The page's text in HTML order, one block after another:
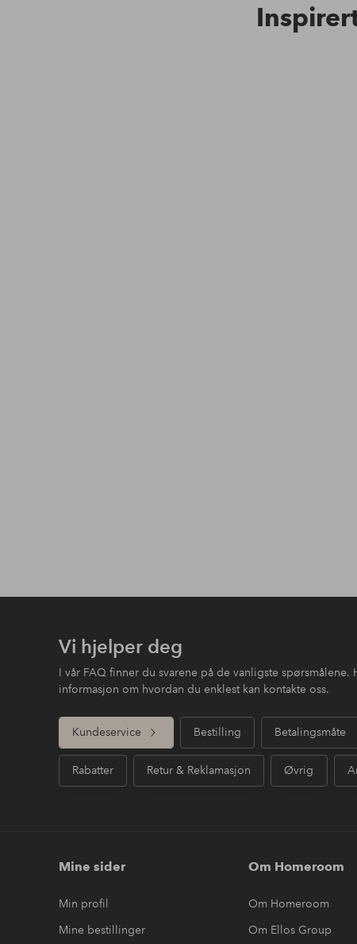
Vi hjelper deg
I vår FAQ finner du svarene på de vanligste spørsmålene.
informasjon om hvordan du enklest kan kontakte oss.
Kundeservice Bestilling Betalingsmåte
Rabatter Retur & Reklamasjon Øvrig
Mine sider
Min profil
Mine bestillinger
Om Homeroom
Om Homeroom
Om Ellos Group